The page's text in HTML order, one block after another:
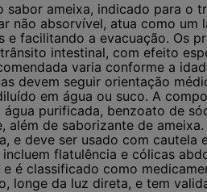
sabor ameixa, indicado para o
não absorvível, atua como um
e facilitando a evacuação. Os
intestinal, com efeito
varia conforme a
devem seguir orientação
em água ou suco. A
purificada, benzoato de
de saborizante de
e deve ser usado com cautela
flatulência e cólicas
é classificado como
longe da luz direta, e tem
fralda xg